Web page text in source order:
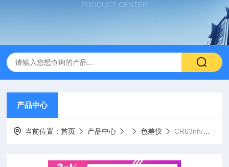
PRODUCT CENTER
产品中心
当前位置：首页 产品中心 色差仪 CR63nh/三恩时 便携式高精度色差仪